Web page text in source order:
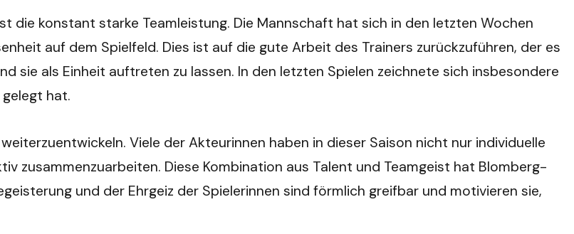
die konstant starke Teamleistung. Die Mannschaft hat sich in den letzten Wochen
auf dem Spielfeld. Dies ist auf die gute Arbeit des Trainers zurückzuführen, der es
sie als Einheit auftreten zu lassen. In den letzten Spielen zeichnete sich insbesondere
hat.
Viele der Akteurinnen haben in dieser Saison nicht nur individuelle
zusammenzuarbeiten. Diese Kombination aus Talent und Teamgeist hat Blomberg-
und der Ehrgeiz der Spielerinnen sind förmlich greifbar und motivieren sie,